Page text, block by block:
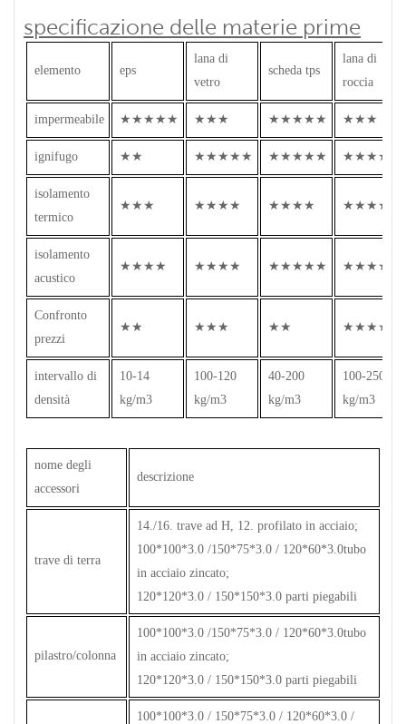
specificazione delle materie prime
elemento eps
lana di
vetro
scheda tps
lana di
roccia
impermeabile ★★★★★ ★★★ ★★★★★ ★★★
ignifugo ★★ ★★★★★ ★★★★★ ★★★★★
isolamento
termico
★★★ ★★★★ ★★★★ ★★★★
isolamento
acustico
★★★★ ★★★★ ★★★★★ ★★★★
Confronto
prezzi
★★ ★★★ ★★ ★★★★
intervallo di
densità
10-14
kg/m3
100-120
kg/m3
40-200
kg/m3
100-250
kg/m3
nome degli
accessori
descrizione
trave di terra
14./16. trave ad H, 12. profilato in acciaio;
100*100*3.0 /150*75*3.0 / 120*60*3.0tubo
in acciaio zincato;
120*120*3.0 / 150*150*3.0 parti piegabili
pilastro/colonna
100*100*3.0 /150*75*3.0 / 120*60*3.0tubo
in acciaio zincato;
120*120*3.0 / 150*150*3.0 parti piegabili
100*100*3.0 / 150*75*3.0 / 120*60*3.0 /